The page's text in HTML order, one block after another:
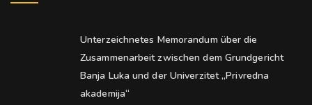
Unterzeichnetes Memorandum über die
Zusammenarbeit zwischen dem Grundgericht
Banja Luka und der Univerzitet „Privredna
akademija“